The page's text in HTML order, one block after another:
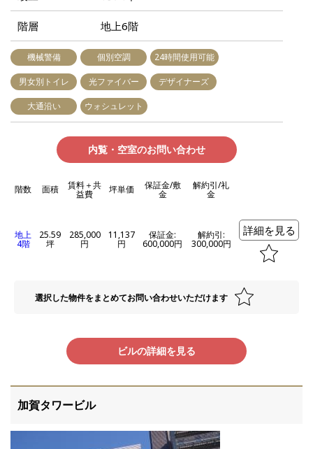
階層 地上6階
機械警備 個別空調 24時間使用可能
男女別トイレ 光ファイバー デザイナーズ
大通沿い ウォシュレット
内覧・空室のお問い合わせ
階数 面積 賃料＋共
益費 坪単価 保証金/敷
金
解約引/礼
金
地上
4階
25.59
坪
285,000
円
11,137
円
保証金:
600,000円
解約引:
300,000円
詳細を見る
選択した物件をまとめてお問い合わせいただけます
ビルの詳細を見る
加賀タワービル